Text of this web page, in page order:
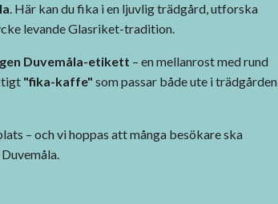
. Här kan du fika i en ljuvlig trädgård, utforska
levande Glasriket-tradition.
Duvemåla-etikett – en mellanrost med rund
"fika-kaffe" som passar både ute i trädgården
– och vi hoppas att många besökare ska